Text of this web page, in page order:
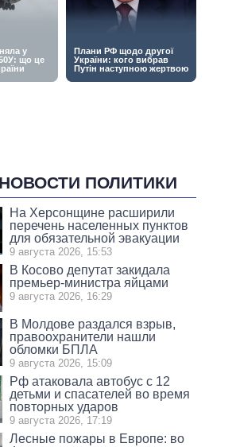
ПОЛИТИКИ
На Херсонщине расширили
перечень населенных пунктов
для обязательной эвакуации
9 августа 2026, 15:53
В Косово депутат закидала
премьер-министра яйцами
9 августа 2026, 16:29
В Молдове раздался взрыв,
правоохранители нашли
обломки БПЛА
9 августа 2026, 15:09
Рф атаковала автобус с 12
детьми и спасателей во время
повторных ударов
9 августа 2026, 17:19
Лесные пожары в Европе: во